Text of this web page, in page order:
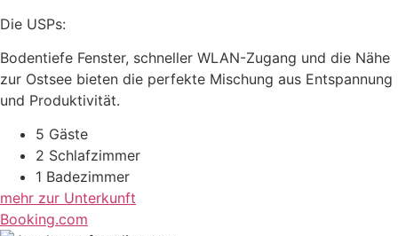
Die USPs:
Bodentiefe Fenster, schneller WLAN-Zugang und die Nähe
zur Ostsee bieten die perfekte Mischung aus Entspannung
und Produktivität.
5 Gäste
2 Schlafzimmer
1 Badezimmer
mehr zur Unterkunft
Booking.com